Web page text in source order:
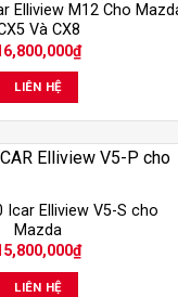
Elliview M12 Cho
Và CX8
₫
LIÊN HỆ
Icar Elliview V5-S cho
Mazda
₫
LIÊN HỆ